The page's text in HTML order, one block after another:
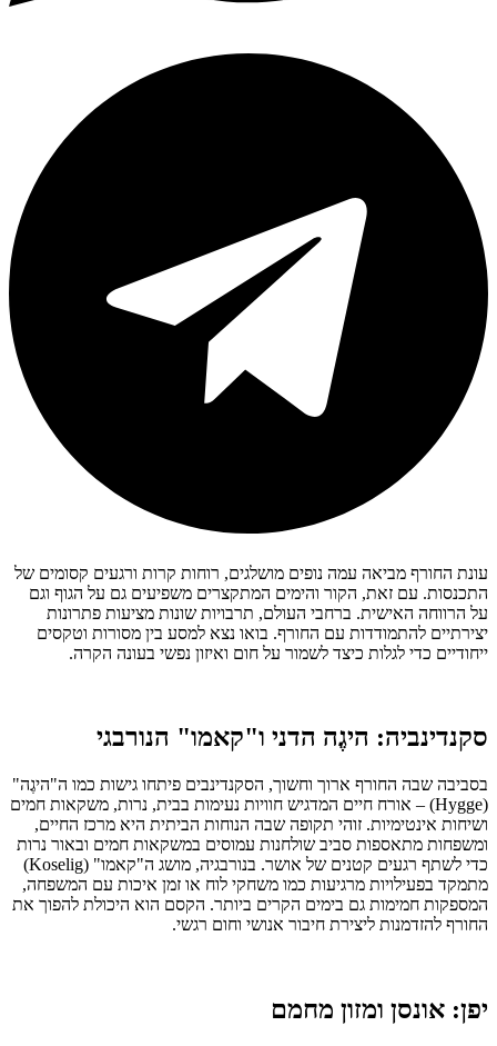
עונת החורף מביאה עמה נופים מושלגים, רוחות קרות ורגעים קסומים של
התכנסות. עם זאת, הקור והימים המתקצרים משפיעים גם על הגוף וגם
על הרווחה האישית. ברחבי העולם, תרבויות שונות מציעות פתרונות
יצירתיים להתמודדות עם החורף. בואו נצא למסע בין מסורות וטקסים
ייחודיים כדי לגלות כיצד לשמור על חום ואיזון נפשי בעונה הקרה.
סקנדינביה: היגֶה הדני ו"קאמו" הנורבגי
בסביבה שבה החורף ארוך וחשוך, הסקנדינבים פיתחו גישות כמו ה"היגֶה"
(Hygge) – אורח חיים המדגיש חוויות נעימות בבית, נרות, משקאות חמים
ושיחות אינטימיות. זוהי תקופה שבה הנוחות הביתית היא מרכז החיים,
ומשפחות מתאספות סביב שולחנות עמוסים במשקאות חמים ובאור נרות
כדי לשתף רגעים קטנים של אושר. בנורבגיה, מושג ה"קאמו" (Koselig)
מתמקד בפעילויות מרגיעות כמו משחקי לוח או זמן איכות עם המשפחה,
המספקות חמימות גם בימים הקרים ביותר. הקסם הוא היכולת להפוך את
החורף להזדמנות ליצירת חיבור אנושי וחום רגשי.
יפן: אונסן ומזון מחמם